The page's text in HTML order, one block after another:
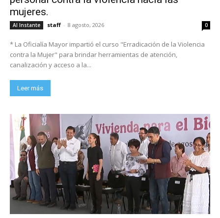
mujeres.
Al Instante staff - 8 agosto, 2026 0
* La Oficialía Mayor impartió el curso "Erradicación de la Violencia
contra la Mujer" para brindar herramientas de atención,
canalización y acceso a la...
Leer más